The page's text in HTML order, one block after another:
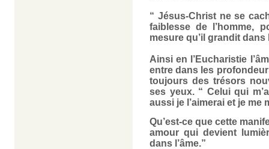
“ Jésus-Christ ne se
faiblesse de l’homme,
mesure qu’il grandit dans
Ainsi en l’Eucharistie
entre dans les
toujours des trésors
ses yeux. “ Celui qui
aussi je l’aimerai et je me
Qu’est-ce que cette
amour qui devient
dans l’âme.”